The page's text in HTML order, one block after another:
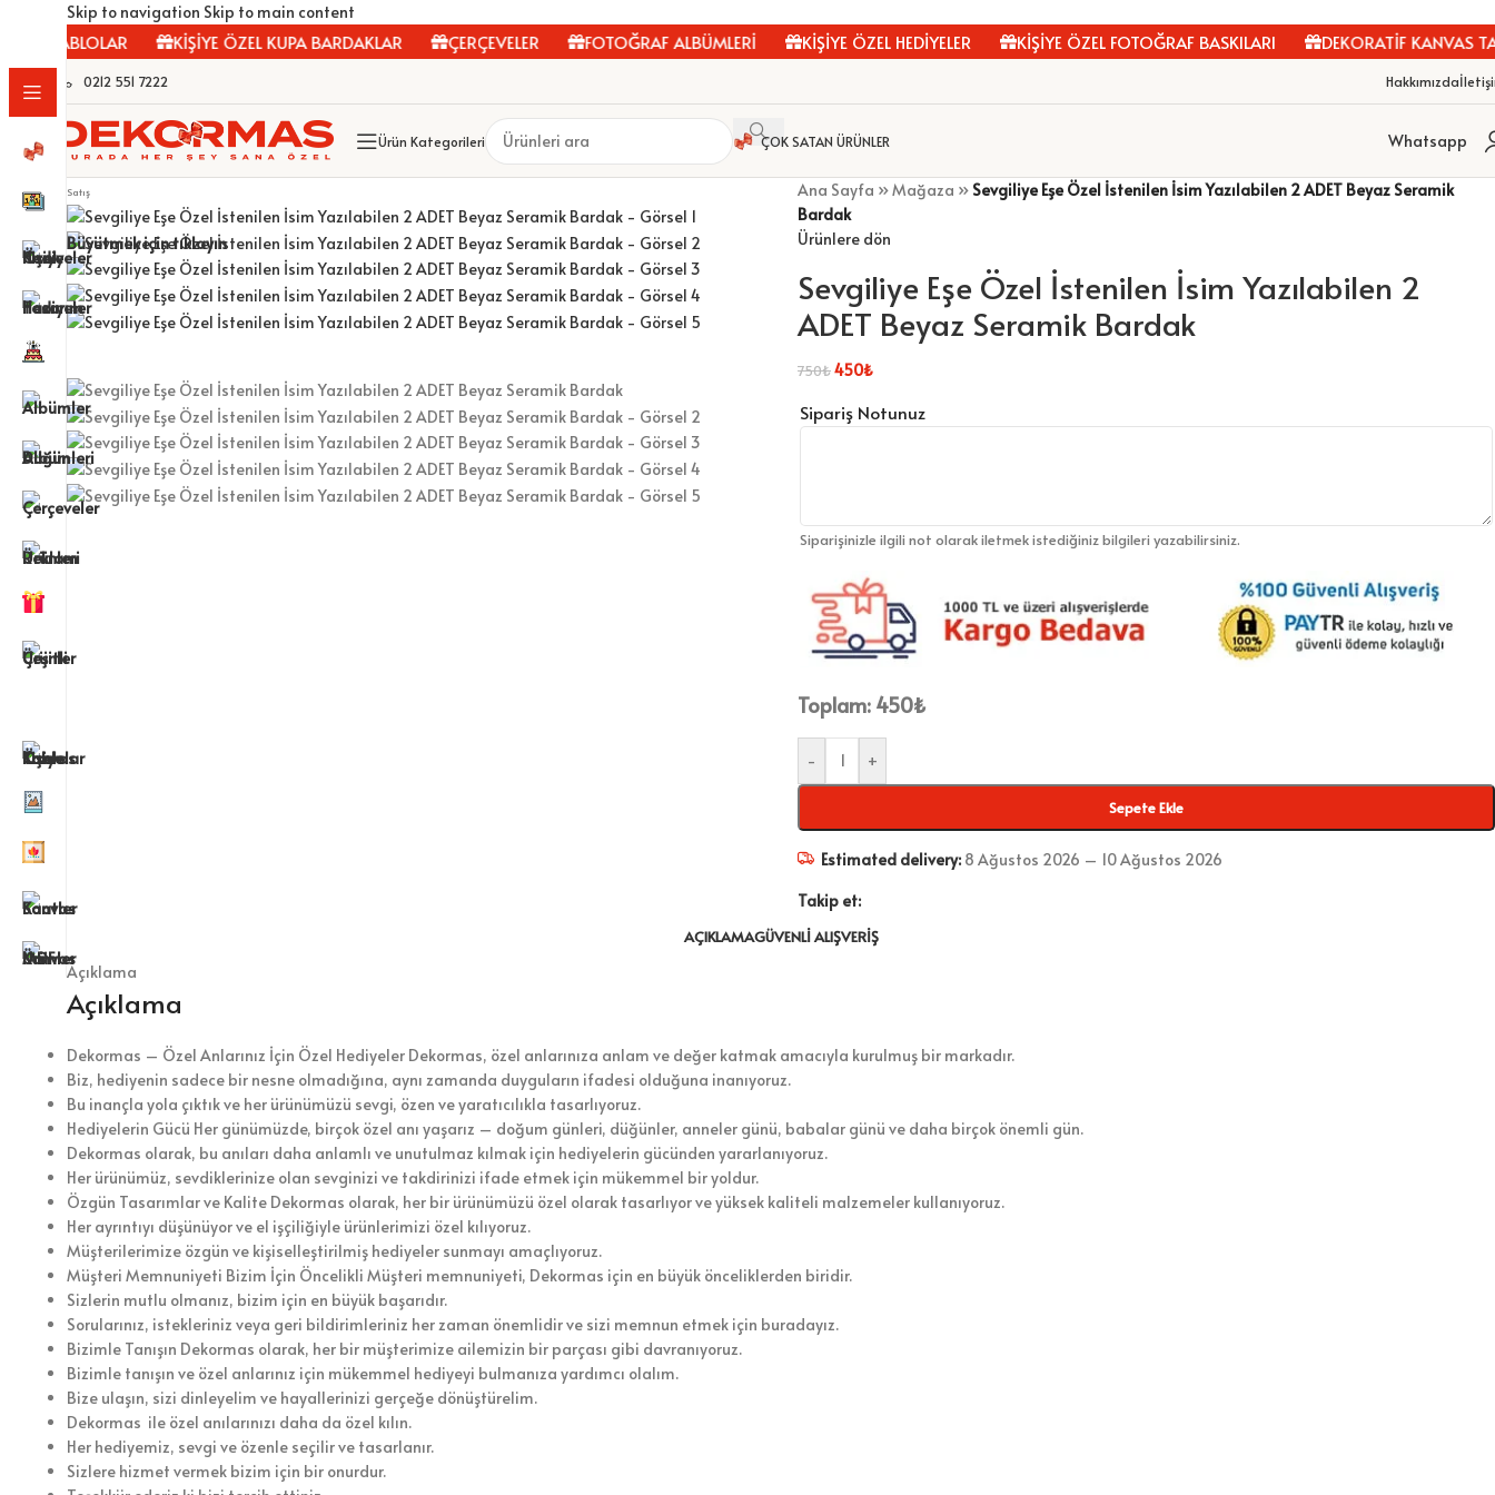
Skip to navigation Skip to main content
TABLOLAR KİŞİYE ÖZEL KUPA BARDAKLAR ÇERÇEVELER FOTOĞRAF ALBÜMLERİ KİŞİYE ÖZEL HEDİYELER KİŞİYE ÖZEL FOTOĞRAF BASKILARI DEKORATİF KANVAS
0212 551 7222 Hakkımızda
Ürün Kategorileri ÇOK SATAN ÜRÜNLER Whatsapp
Satış
Büyütmek için tıklayın
Ana Sayfa »Mağaza » Sevgiliye Eşe Özel İstenilen İsim Yazılabilen 2 ADET Beyaz Seramik
Bardak
Ürünlere dön
Sevgiliye Eşe Özel İstenilen İsim Yazılabilen 2
ADET Beyaz Seramik Bardak
750₺450₺
Sipariş Notunuz
Siparişinizle ilgili not olarak iletmek istediğiniz bilgileri yazabilirsiniz.
Toplam: 450₺
- +
Sepete Ekle
Estimated delivery: 8 Ağustos 2026 – 10 Ağustos 2026
Takip et:
AÇIKLAMAGÜVENLI ALIŞVERIŞ
Açıklama
Açıklama
Dekormas – Özel Anlarınız İçin Özel Hediyeler Dekormas, özel anlarınıza anlam ve değer katmak amacıyla kurulmuş bir markadır.
Biz, hediyenin sadece bir nesne olmadığına, aynı zamanda duyguların ifadesi olduğuna inanıyoruz.
Bu inançla yola çıktık ve her ürünümüzü sevgi, özen ve yaratıcılıkla tasarlıyoruz.
Hediyelerin Gücü Her günümüzde, birçok özel anı yaşarız – doğum günleri, düğünler, anneler günü, babalar günü ve daha birçok önemli gün.
Dekormas olarak, bu anıları daha anlamlı ve unutulmaz kılmak için hediyelerin gücünden yararlanıyoruz.
Her ürünümüz, sevdiklerinize olan sevginizi ve takdirinizi ifade etmek için mükemmel bir yoldur.
Özgün Tasarımlar ve Kalite Dekormas olarak, her bir ürünümüzü özel olarak tasarlıyor ve yüksek kaliteli malzemeler kullanıyoruz.
Her ayrıntıyı düşünüyor ve el işçiliğiyle ürünlerimizi özel kılıyoruz.
Müşterilerimize özgün ve kişiselleştirilmiş hediyeler sunmayı amaçlıyoruz.
Müşteri Memnuniyeti Bizim İçin Öncelikli Müşteri memnuniyeti, Dekormas için en büyük önceliklerden biridir.
Sizlerin mutlu olmanız, bizim için en büyük başarıdır.
Sorularınız, istekleriniz veya geri bildirimleriniz her zaman önemlidir ve sizi memnun etmek için buradayız.
Bizimle Tanışın Dekormas olarak, her bir müşterimize ailemizin bir parçası gibi davranıyoruz.
Bizimle tanışın ve özel anlarınız için mükemmel hediyeyi bulmanıza yardımcı olalım.
Bize ulaşın, sizi dinleyelim ve hayallerinizi gerçeğe dönüştürelim.
Dekormas ile özel anılarınızı daha da özel kılın.
Her hediyemiz, sevgi ve özenle seçilir ve tasarlanır.
Sizlere hizmet vermek bizim için bir onurdur.